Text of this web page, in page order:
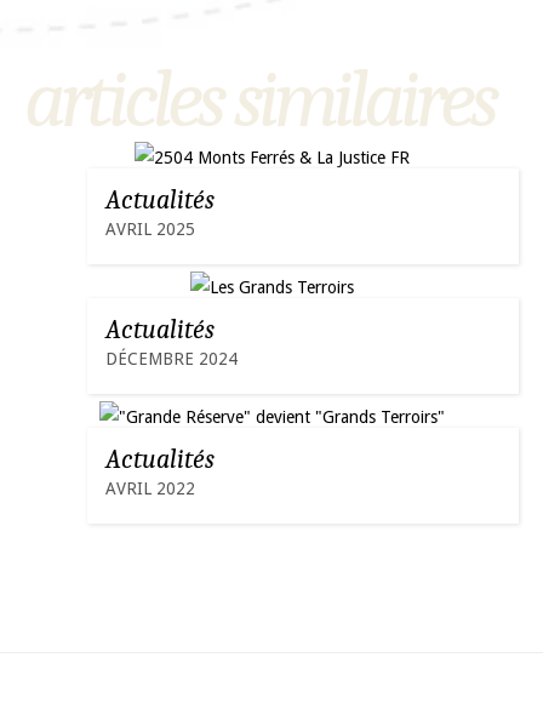
articles similaires
Actualités
AVRIL 2025
Actualités
DÉCEMBRE 2024
Actualités
AVRIL 2022